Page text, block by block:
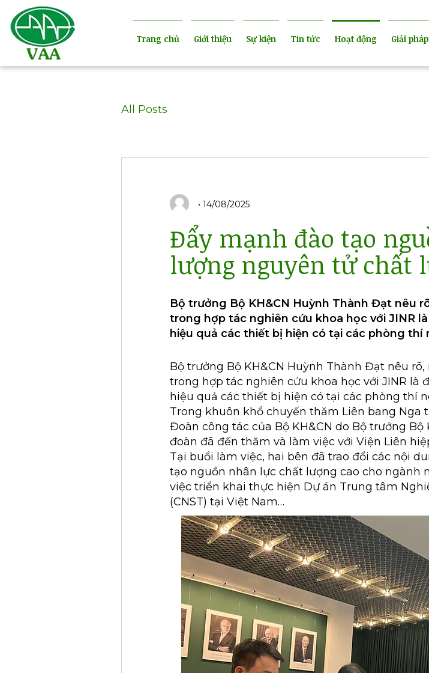
Trang chủ Giới thiệu Sự kiện Tin tức Hoạt động Giải pháp
All Posts
14/08/2025
Đẩy mạnh đào tạo
lượng nguyên tử chất
Bộ trưởng Bộ KH&CN Huỳnh Thành Đạt nêu
trong hợp tác nghiên cứu khoa học với JINR
hiệu quả các thiết bị hiện có tại các phòng thí
Bộ trưởng Bộ KH&CN Huỳnh Thành Đạt nêu
trong hợp tác nghiên cứu khoa học với JINR là
hiệu quả các thiết bị hiện có tại các phòng thí
Trong khuôn khổ chuyến thăm Liên bang Nga
Đoàn công tác của Bộ KH&CN do Bộ trưởng
đoàn đã đến thăm và làm việc với Viện Liên
Tại buổi làm việc, hai bên đã trao đổi các nội
tạo nguồn nhân lực chất lượng cao cho ngành
việc triển khai thực hiện Dự án Trung tâm
(CNST) tại Việt Nam…